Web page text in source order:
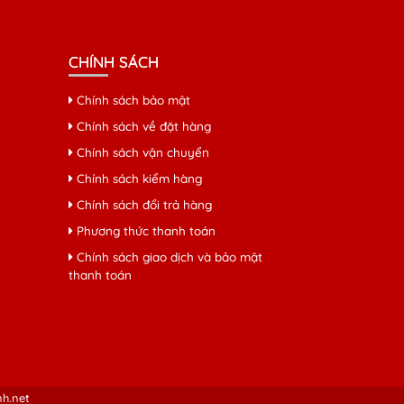
CHÍNH SÁCH
Chính sách bảo mật
Chính sách về đặt hàng
Chính sách vận chuyển
Chính sách kiểm hàng
Chính sách đổi trả hàng
Phương thức thanh toán
Chính sách giao dịch và bảo mật
thanh toán